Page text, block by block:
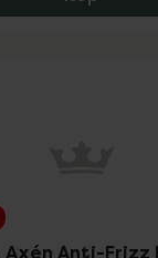
Axén Anti-Frizz